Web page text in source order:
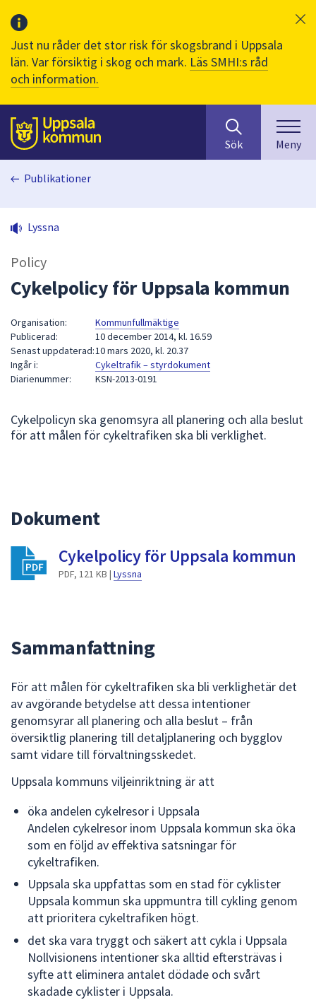
Just nu råder det stor risk för skogsbrand i Uppsala
län. Var försiktig i skog och mark. Läs SMHI:s råd
och information.
Till sidans
huvudinnehåll
efter
innehåll
på
sökfältet
kommer
att
under
piltangenterna
för
för
Sök Meny
Publikationer
Lyssna
Policy
Cykelpolicy för Uppsala kommun
Organisation:
Kommunfullmäktige
Publicerad:
10 december 2014, kl. 16.59
Senast uppdaterad:10 mars 2020, kl. 20.37
Ingår i:
Cykeltrafik – styrdokument
Diarienummer:
KSN-2013-0191
Cykelpolicyn ska genomsyra all planering och alla beslut
för att målen för cykeltrafiken ska bli verklighet.
Dokument
Cykelpolicy för Uppsala kommun
PDF, 121 KB | Lyssna
Sammanfattning
För att målen för cykeltrafiken ska bli verklighetär det
av avgörande betydelse att dessa intentioner
genomsyrar all planering och alla beslut – från
översiktlig planering till detaljplanering och bygglov
samt vidare till förvaltningsskedet.
Uppsala kommuns viljeinriktning är att
öka andelen cykelresor i Uppsala
Andelen cykelresor inom Uppsala kommun ska öka
som en följd av effektiva satsningar för
cykeltrafiken.
Uppsala ska uppfattas som en stad för cyklister
Uppsala kommun ska uppmuntra till cykling genom
att prioritera cykeltrafiken högt.
det ska vara tryggt och säkert att cykla i Uppsala
Nollvisionens intentioner ska alltid eftersträvas i
syfte att eliminera antalet dödade och svårt
skadade cyklister i Uppsala.